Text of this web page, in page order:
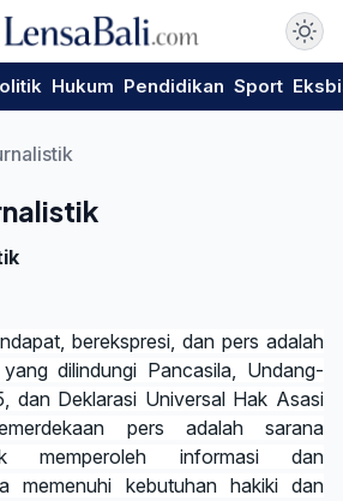
Hukum Pendidikan Sport
berekspresi, dan pers adalah
dilindungi Pancasila, Undang-
dan Deklarasi Universal Hak Asasi
pers adalah sarana
memperoleh informasi dan
memenuhi kebutuhan hakiki dan